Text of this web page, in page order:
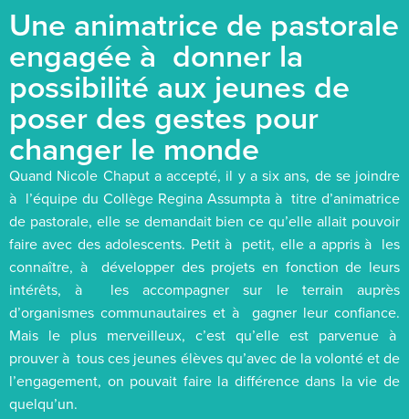
Une animatrice de pastorale
engagée à donner la
possibilité aux jeunes de
poser des gestes pour
changer le monde
Quand Nicole Chaput a accepté, il y a six ans, de se joindre
à l’équipe du Collège Regina Assumpta à titre d’animatrice
de pastorale, elle se demandait bien ce qu’elle allait pouvoir
faire avec des adolescents. Petit à petit, elle a appris à les
connaître, à développer des projets en fonction de leurs
intérêts, à les accompagner sur le terrain auprès
d’organismes communautaires et à gagner leur confiance.
Mais le plus merveilleux, c’est qu’elle est parvenue à
prouver à tous ces jeunes élèves qu’avec de la volonté et de
l’engagement, on pouvait faire la différence dans la vie de
quelqu’un.